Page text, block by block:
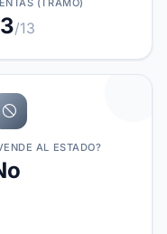
(TRAMO)
/13
AL ESTADO?